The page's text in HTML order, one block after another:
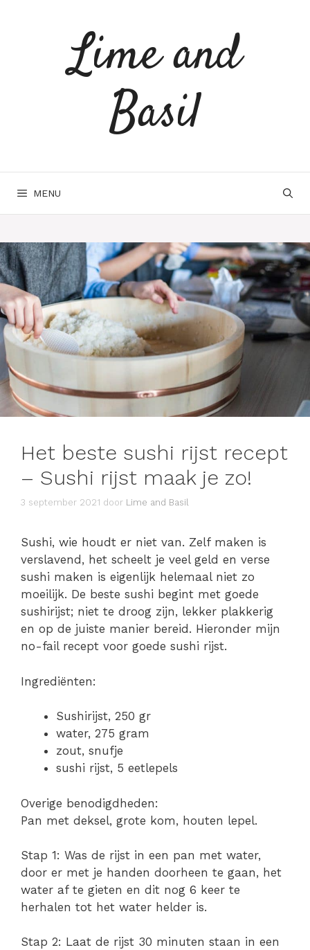
Lime and
Basil
MENU
Het beste sushi rijst recept
– Sushi rijst maak je zo!
3 september 2021 door Lime and Basil
Sushi, wie houdt er niet van. Zelf maken is
verslavend, het scheelt je veel geld en verse
sushi maken is eigenlijk helemaal niet zo
moeilijk. De beste sushi begint met goede
sushirijst; niet te droog zijn, lekker plakkerig
en op de juiste manier bereid. Hieronder mijn
no-fail recept voor goede sushi rijst.
Ingrediënten:
Sushirijst, 250 gr
water, 275 gram
zout, snufje
sushi rijst, 5 eetlepels
Overige benodigdheden:
Pan met deksel, grote kom, houten lepel.
Stap 1: Was de rijst in een pan met water,
door er met je handen doorheen te gaan, het
water af te gieten en dit nog 6 keer te
herhalen tot het water helder is.
Stap 2: Laat de rijst 30 minuten staan in een